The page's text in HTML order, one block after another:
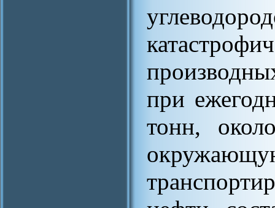
при
тонн,